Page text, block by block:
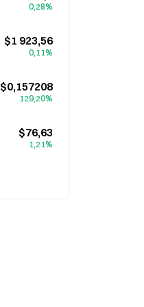
0,28%
$1 923,56
0,11%
$0,157208
129,20%
$76,63
1,21%